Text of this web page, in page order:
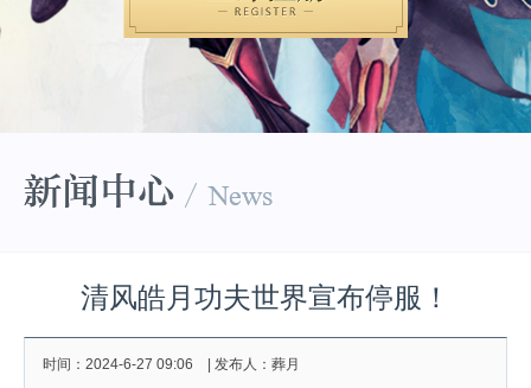
清风皓月功夫世界宣布停服！
时间：2024-6-27 09:06 | 发布人：葬月